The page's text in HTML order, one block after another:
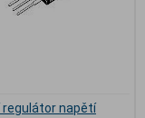
regulátor napětí